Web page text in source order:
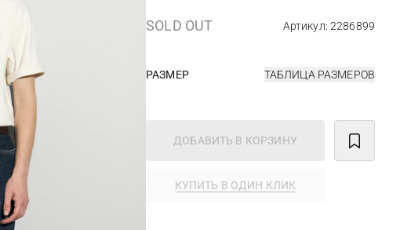
SOLD OUT Артикул: 2286899
РАЗМЕР ТАБЛИЦА РАЗМЕРОВ
ДОБАВИТЬ В КОРЗИНУ
КУПИТЬ В ОДИН КЛИК